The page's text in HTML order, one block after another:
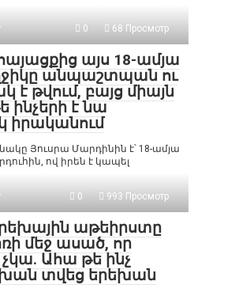
0 68 Просмотр
այս 18-ամյա
անպաշտպան ու
է թվում, բայց միայն
ինչերի է նա
իրականում
Յուսրա Մարդինին է՝ 18-ամյա
ով իրեն է կապել
0 993 Просмотр
աթեիրստը
մեջ ասած, որ
Ահա թե ինչ
տվեց երեխան